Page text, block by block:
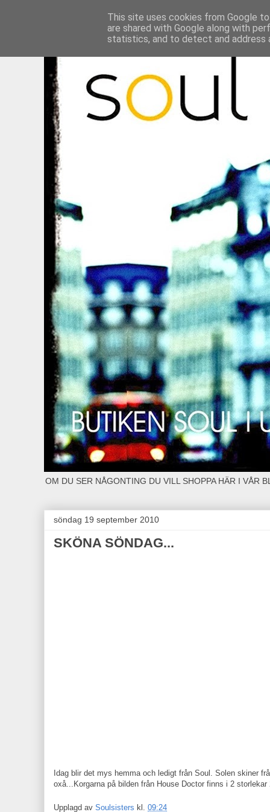
OM DU SER NÅGONTING DU VILL SHOPPA HÄR I VÅR
söndag 19 september 2010
SKÖNA SÖNDAG...
Idag blir det mys hemma och ledigt från Soul. Solen skiner
oxå...Korgarna på bilden från House Doctor finns i 2
Upplagd av Soulsisters kl. 09:24
This site uses cookies from Google
are shared with Google along with
statistics, and to detect and address